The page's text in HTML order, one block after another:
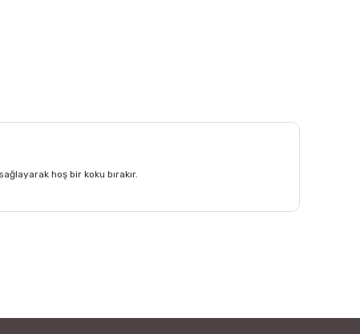
hoş bir koku bırakır.